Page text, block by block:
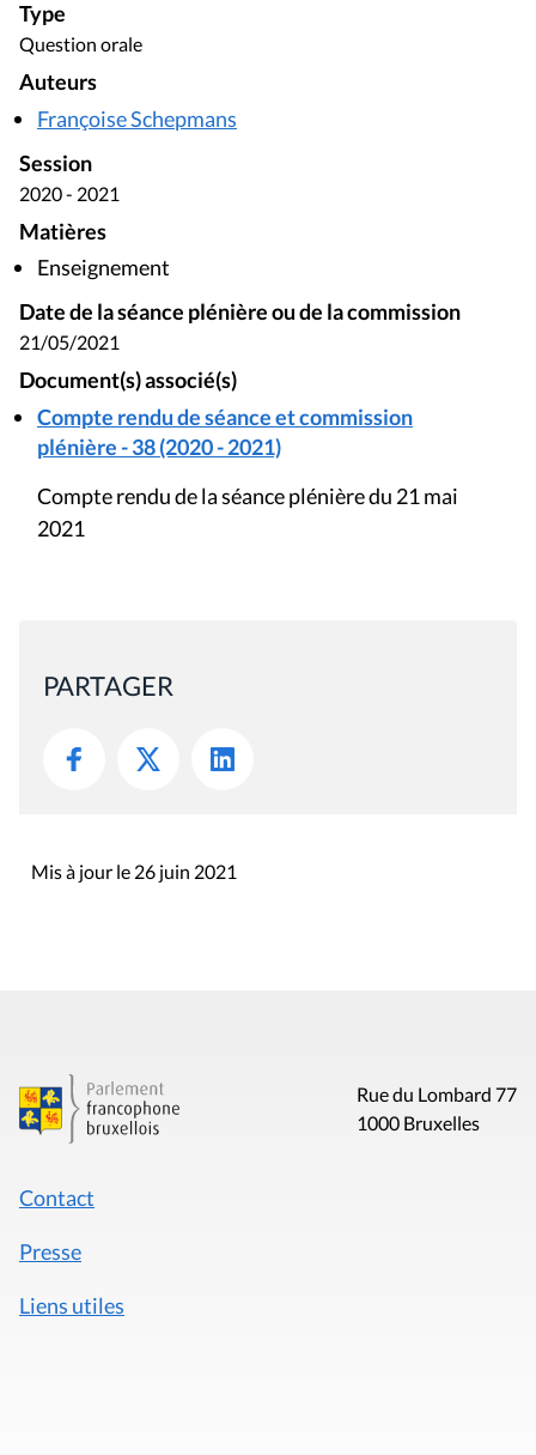
Type
Question orale
Auteurs
Françoise Schepmans
Session
2020 - 2021
Matières
Enseignement
Date de la séance plénière ou de la commission
21/05/2021
Document(s) associé(s)
Compte rendu de séance et commission
plénière - 38 (2020 - 2021)
Compte rendu de la séance plénière du 21 mai
2021
PARTAGER
Mis à jour le 26 juin 2021
Rue du Lombard 77
1000 Bruxelles
Contact
Presse
Liens utiles